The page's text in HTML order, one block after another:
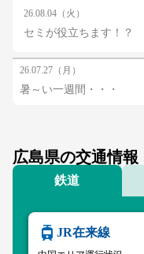
込みです。
26.08.04（火）
セミが役立ちます！？
26.07.27（月）
暑～い一週間・・・
広島県の交通情報
鉄道
JR在来線